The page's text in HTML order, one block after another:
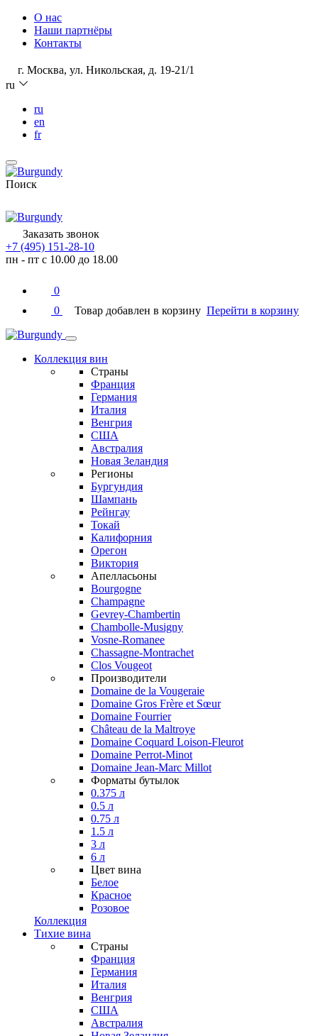
О нас
Наши партнёры
Контакты
г. Москва, ул. Никольская, д. 19-21/1
ru
ru
en
fr
Поиск
Заказать звонок
+7 (495) 151-28-10
пн - пт с 10.00 до 18.00
0
0
Товар добавлен в корзину Перейти в корзину
Коллекция вин
Страны
Франция
Германия
Италия
Венгрия
США
Австралия
Новая Зеландия
Регионы
Бургундия
Шампань
Рейнгау
Токай
Калифорния
Орегон
Виктория
Апелласьоны
Bourgogne
Champagne
Gevrey-Chambertin
Chambolle-Musigny
Vosne-Romanee
Chassagne-Montrachet
Clos Vougeot
Производители
Domaine de la Vougeraie
Domaine Gros Frère et Sœur
Domaine Fourrier
Château de la Maltroye
Domaine Coquard Loison-Fleurot
Domaine Perrot-Minot
Domaine Jean-Marc Millot
Форматы бутылок
0.375 л
0.5 л
0.75 л
1.5 л
3 л
6 л
Цвет вина
Белое
Красное
Розовое
Коллекция
Тихие вина
Страны
Франция
Германия
Италия
Венгрия
США
Австралия